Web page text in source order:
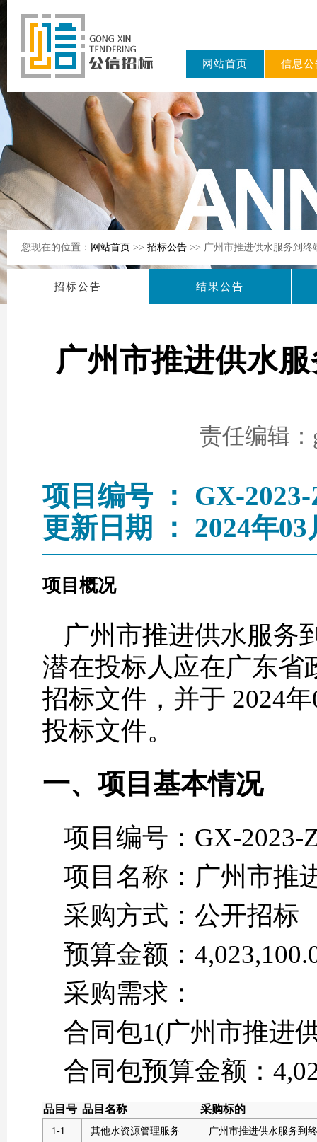
东公信招标
有限公司
网站首页 信息公
您现在的位置： 网站首页 >> 招标公告 >> 广州市推进供水服务到
招标公告 结果公告
广州市推进供水
责任编辑
项目编号 ： GX-
更新日期 ： 2024年03
项目概况
广州市推进供水服务
潜在投标人应在广东省
招标文件，并于 2024
投标文件。
一、项目基本情况
项目编号：GX-2023-
项目名称：广州市推
采购方式：公开招标
预算金额：
采购需求：
合同包1(广州市推进
合同包预算金额：
品目号 品目名称 采购标的
1-1 其他水资源管理服务 广州市推进供水服务到